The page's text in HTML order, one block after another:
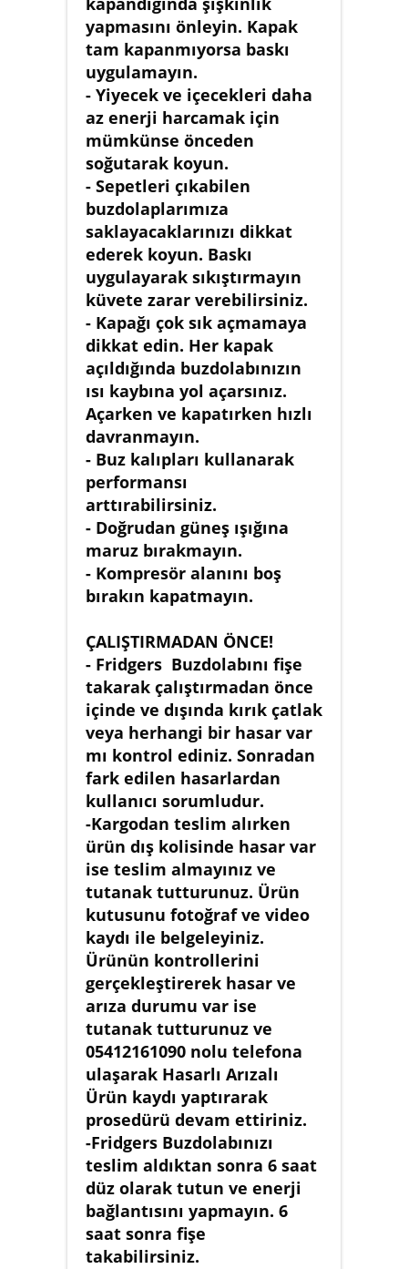
yapmasını önleyin. Kapak
tam kapanmıyorsa baskı
uygulamayın.
- Yiyecek ve içecekleri daha
az enerji harcamak için
mümkünse önceden
soğutarak koyun.
- Sepetleri çıkabilen
buzdolaplarımıza
saklayacaklarınızı dikkat
ederek koyun. Baskı
uygulayarak sıkıştırmayın
küvete zarar verebilirsiniz.
- Kapağı çok sık açmamaya
dikkat edin. Her kapak
açıldığında buzdolabınızın
ısı kaybına yol açarsınız.
Açarken ve kapatırken hızlı
davranmayın.
- Buz kalıpları kullanarak
performansı
arttırabilirsiniz.
- Doğrudan güneş ışığına
maruz bırakmayın.
- Kompresör alanını boş
bırakın kapatmayın.
ÇALIŞTIRMADAN ÖNCE!
- Fridgers Buzdolabını fişe
takarak çalıştırmadan önce
içinde ve dışında kırık çatlak
veya herhangi bir hasar var
mı kontrol ediniz. Sonradan
fark edilen hasarlardan
kullanıcı sorumludur.
-Kargodan teslim alırken
ürün dış kolisinde hasar var
ise teslim almayınız ve
tutanak tutturunuz. Ürün
kutusunu fotoğraf ve video
kaydı ile belgeleyiniz.
Ürünün kontrollerini
gerçekleştirerek hasar ve
arıza durumu var ise
tutanak tutturunuz ve
05412161090 nolu telefona
ulaşarak Hasarlı Arızalı
Ürün kaydı yaptırarak
prosedürü devam ettiriniz.
-Fridgers Buzdolabınızı
teslim aldıktan sonra 6 saat
düz olarak tutun ve enerji
bağlantısını yapmayın. 6
saat sonra fişe
takabilirsiniz.